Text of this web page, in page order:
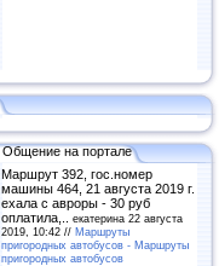
Общение на портале
Маршрут 392, гос.номер
машины 464, 21 августа 2019 г.
ехала с авроры - 30 руб
оплатила,.. екатерина 22 августа
2019, 10:42 // Маршруты
пригородных автобусов - Маршруты
пригородных автобусов